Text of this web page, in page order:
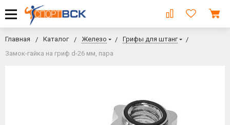
Главная Каталог Железо
Грифы для штанг
Замок-гайка на гриф d-26 мм, пара